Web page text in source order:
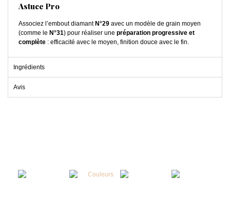
Astuce Pro
Associez l’embout diamant N°29 avec un modèle de grain moyen
(comme le N°31) pour réaliser une préparation progressive et
complète : efficacité avec le moyen, finition douce avec le fin.
Ingrédients
Avis